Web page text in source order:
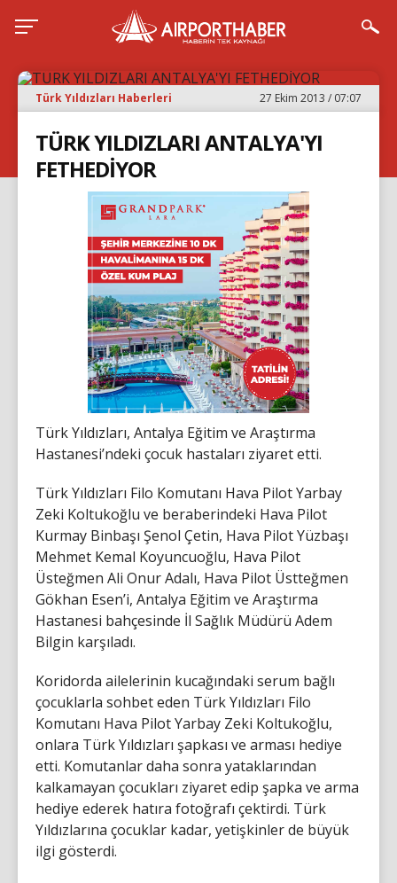
Türk Yıldızları Haberleri 27 Ekim 2013 / 07:07
TÜRK YILDIZLARI ANTALYA'YI
FETHEDİYOR
Türk Yıldızları, Antalya Eğitim ve Araştırma
Hastanesi’ndeki çocuk hastaları ziyaret etti.
Türk Yıldızları Filo Komutanı Hava Pilot Yarbay
Zeki Koltukoğlu ve beraberindeki Hava Pilot
Kurmay Binbaşı Şenol Çetin, Hava Pilot Yüzbaşı
Mehmet Kemal Koyuncuoğlu, Hava Pilot
Üsteğmen Ali Onur Adalı, Hava Pilot Üstteğmen
Gökhan Esen’i, Antalya Eğitim ve Araştırma
Hastanesi bahçesinde İl Sağlık Müdürü Adem
Bilgin karşıladı.
Koridorda ailelerinin kucağındaki serum bağlı
çocuklarla sohbet eden Türk Yıldızları Filo
Komutanı Hava Pilot Yarbay Zeki Koltukoğlu,
onlara Türk Yıldızları şapkası ve arması hediye
etti. Komutanlar daha sonra yataklarından
kalkamayan çocukları ziyaret edip şapka ve arma
hediye ederek hatıra fotoğrafı çektirdi. Türk
Yıldızlarına çocuklar kadar, yetişkinler de büyük
ilgi gösterdi.